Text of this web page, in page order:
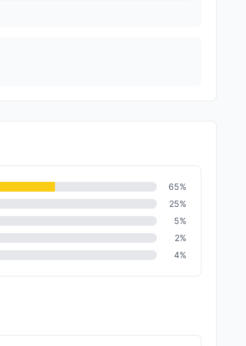
65%
25%
5%
2%
4%